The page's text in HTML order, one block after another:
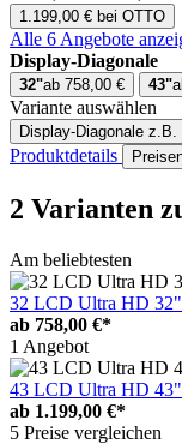
1.199,00 € bei OTTO
Alle 6 Angebote
Display-Diagonale
32"ab 758,00 € 43"
Variante auswählen
Display-Diagonale z.B.
Produktdetails
2 Varianten
Am beliebtesten
32 LCD Ultra HD
ab 758,00 €*
1 Angebot
43 LCD Ultra HD
ab 1.199,00 €*
5 Preise vergleichen